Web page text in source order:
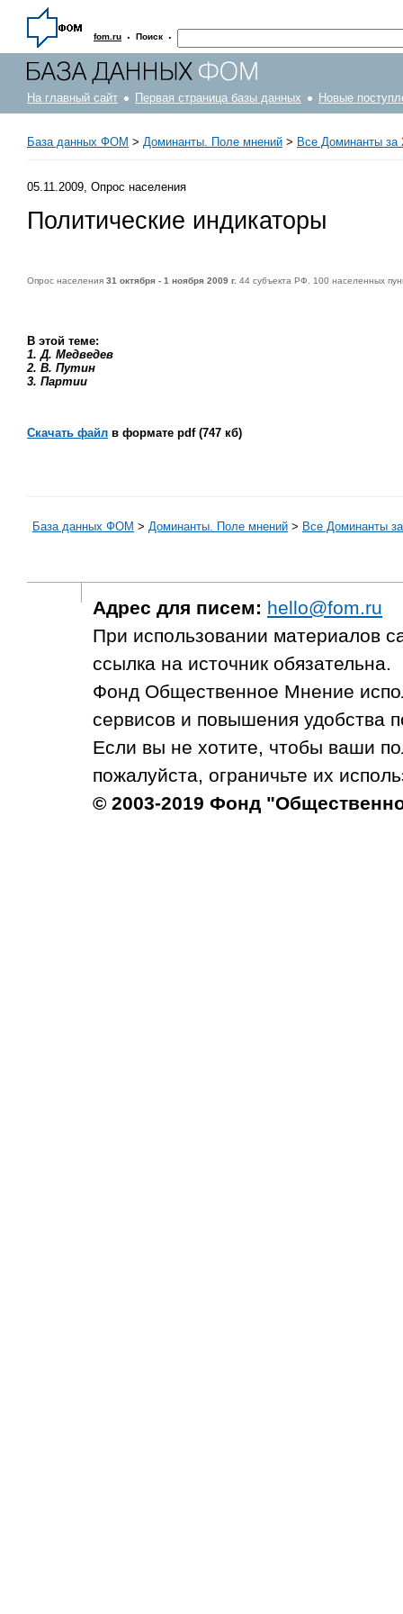
fom.ru · Поиск ·
На главный сайт Первая страница базы данных Новые
База данных ФОМ > Доминанты. Поле мнений > Все Доминанты за
05.11.2009, Опрос населения
Политические индикаторы
Опрос населения 31 октября - 1 ноября 2009 г. 44 субъекта РФ. 100 населенных
В этой теме:
1. Д. Медведев
2. В. Путин
3. Партии
Скачать файл в формате pdf (747 кб)
База данных ФОМ > Доминанты. Поле мнений > Все Доминанты
Адрес для писем: hello@fom.ru
При использовании материалов
ссылка на источник обязательна.
Фонд Общественное Мнение
сервисов и повышения удобства
Если вы не хотите, чтобы ваши
пожалуйста, ограничьте их
© 2003-2019 Фонд